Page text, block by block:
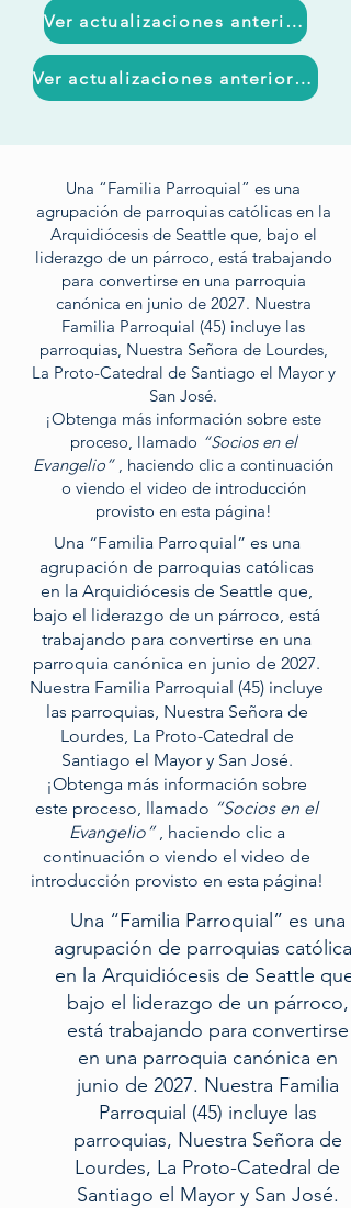
Ver actualizaciones anteriores
Ver actualizaciones anteriores
Una “Familia Parroquial” es una
agrupación de parroquias católicas en la
Arquidiócesis de Seattle que, bajo el
liderazgo de un párroco, está trabajando
para convertirse en una parroquia
canónica en junio de 2027. Nuestra
Familia Parroquial (45) incluye las
parroquias, Nuestra Señora de Lourdes,
La Proto-Catedral de Santiago el Mayor y
San José.
¡Obtenga más información sobre este
proceso, llamado “Socios en el
Evangelio”, haciendo clic a continuación
o viendo el video de introducción
provisto en esta página!
Una “Familia Parroquial” es una
agrupación de parroquias católicas
en la Arquidiócesis de Seattle que,
bajo el liderazgo de un párroco, está
trabajando para convertirse en una
parroquia canónica en junio de 2027.
Nuestra Familia Parroquial (45) incluye
las parroquias, Nuestra Señora de
Lourdes, La Proto-Catedral de
Santiago el Mayor y San José.
¡Obtenga más información sobre
este proceso, llamado “Socios en el
Evangelio”, haciendo clic a
continuación o viendo el video de
introducción provisto en esta página!
Una “Familia Parroquial” es una
agrupación de parroquias católicas
en la Arquidiócesis de Seattle que,
bajo el liderazgo de un párroco,
está trabajando para convertirse
en una parroquia canónica en
junio de 2027. Nuestra Familia
Parroquial (45) incluye las
parroquias, Nuestra Señora de
Lourdes, La Proto-Catedral de
Santiago el Mayor y San José.